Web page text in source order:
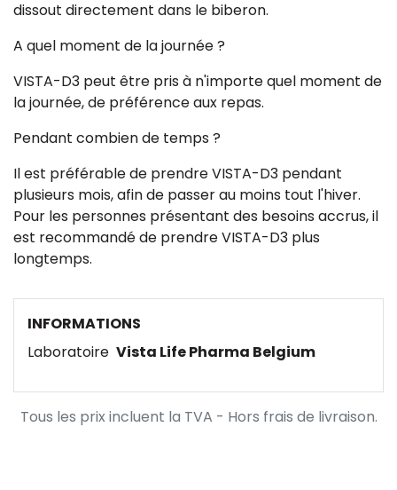
dissout directement dans le biberon.
A quel moment de la journée ?
VISTA-D3 peut être pris à n'importe quel moment de
la journée, de préférence aux repas.
Pendant combien de temps ?
Il est préférable de prendre VISTA-D3 pendant
plusieurs mois, afin de passer au moins tout l'hiver.
Pour les personnes présentant des besoins accrus, il
est recommandé de prendre VISTA-D3 plus
longtemps.
INFORMATIONS
Laboratoire Vista Life Pharma Belgium
Tous les prix incluent la TVA - Hors frais de livraison.